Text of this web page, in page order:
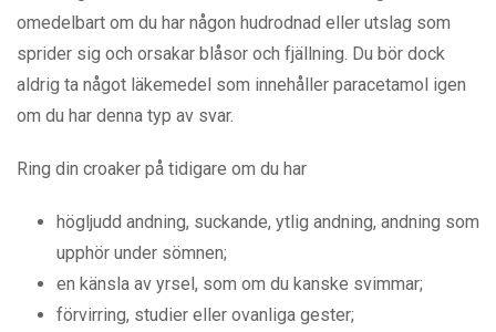
omedelbart om du har någon hudrodnad eller utslag som
sprider sig och orsakar blåsor och fjällning. Du bör dock
aldrig ta något läkemedel som innehåller paracetamol igen
om du har denna typ av svar.
Ring din croaker på tidigare om du har
högljudd andning, suckande, ytlig andning, andning som
upphör under sömnen;
en känsla av yrsel, som om du kanske svimmar;
förvirring, studier eller ovanliga gester;